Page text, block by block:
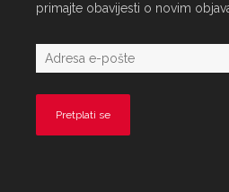
primajte obavijesti o novim